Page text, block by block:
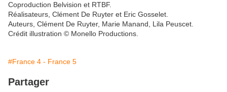
Coproduction Belvision et RTBF.
Réalisateurs, Clément De Ruyter et Eric Gosselet.
Auteurs, Clément De Ruyter, Marie Manand, Lila Peuscet.
Crédit illustration © Monello Productions.
#France 4 - France 5
Partager